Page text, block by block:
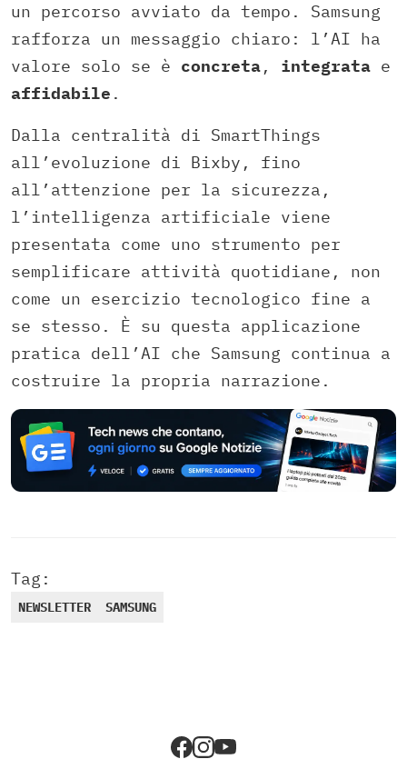
un percorso avviato da tempo. Samsung
rafforza un messaggio chiaro: l’AI ha
valore solo se è concreta, integrata e
affidabile .
Dalla centralità di SmartThings
all’evoluzione di Bixby, fino
all’attenzione per la sicurezza,
l’intelligenza artificiale viene
presentata come uno strumento per
semplificare attività quotidiane, non
come un esercizio tecnologico fine a
se stesso. È su questa applicazione
pratica dell’AI che Samsung continua a
costruire la propria narrazione.
Tag:
NEWSLETTER SAMSUNG